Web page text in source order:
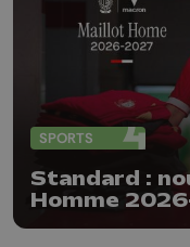
SPORTS
Standard :
Homme